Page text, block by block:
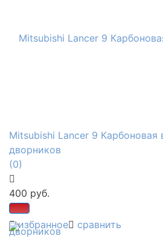
избранное сравнить
Mitsubishi Lancer 9 Карбоновая
дворников
(0)
400 руб.